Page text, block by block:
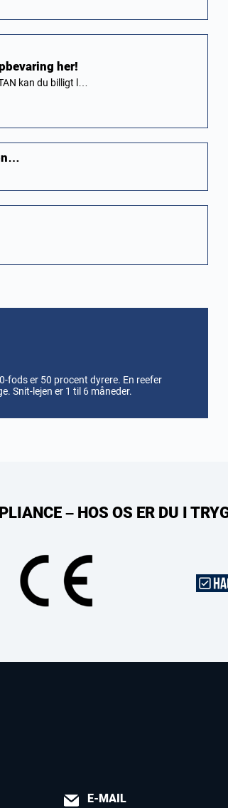
her!
kan du billigt l…
fods er 50 procent dyrere. En reefer
Snit-lejen er 1 til 6 måneder.
– HOS OS ER DU I
E-MAIL